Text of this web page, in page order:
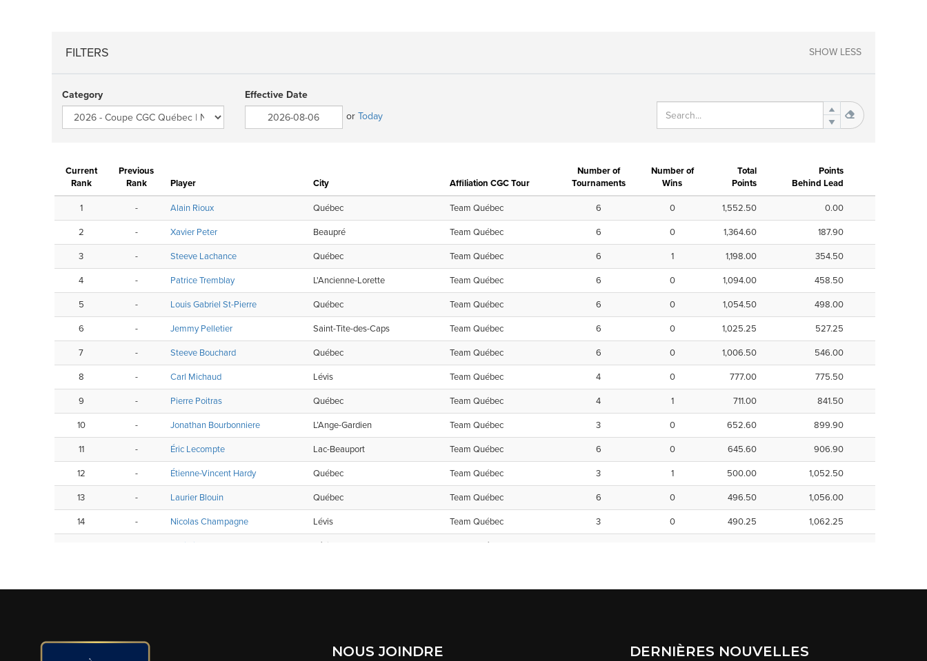
NOUS JOINDRE DERNIÈRES NOUVELLES